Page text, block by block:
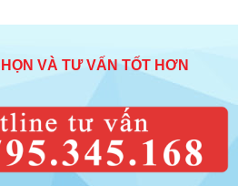
VÀ TƯ VẤN TỐT HƠN